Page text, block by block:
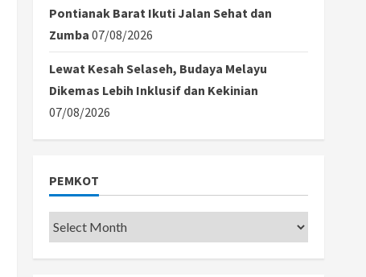
Pontianak Barat Ikuti Jalan Sehat dan
Zumba 07/08/2026
Lewat Kesah Selaseh, Budaya Melayu
Dikemas Lebih Inklusif dan Kekinian
07/08/2026
PEMKOT
Pemkot